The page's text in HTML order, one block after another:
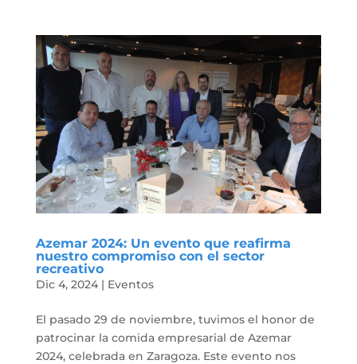
Azemar 2024: Un evento que reafirma
nuestro compromiso con el sector
recreativo
Dic 4, 2024| Eventos
El pasado 29 de noviembre, tuvimos el honor de
patrocinar la comida empresarial de Azemar
2024, celebrada en Zaragoza. Este evento nos